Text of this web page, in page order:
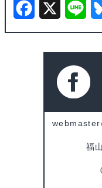
X
n
e
福